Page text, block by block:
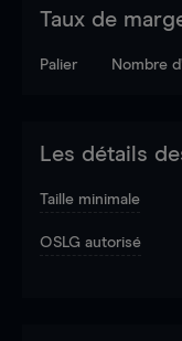
Taux de
Palier Nombre
Les détails
Taille minimale
OSLG autorisé